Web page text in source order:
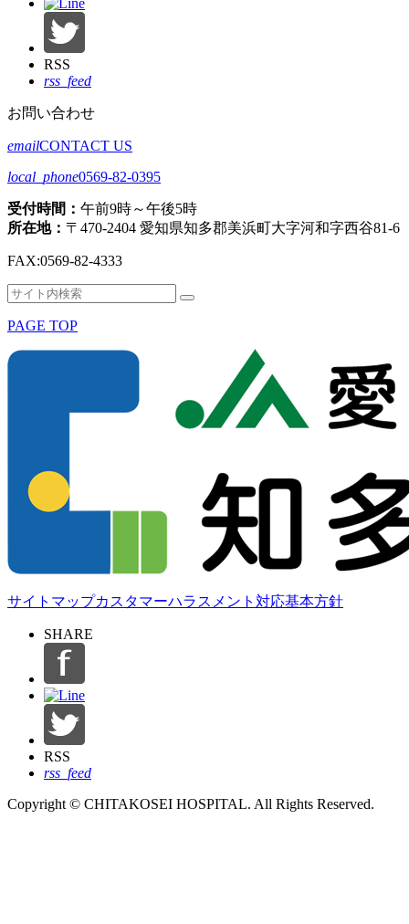
RSS
rss_feed
お問い合わせ
emailCONTACT US
local_phone0569-82-0395
受付時間： 午前9時～午後5時
所在地： 〒470-2404 愛知県知多郡美浜町大字河和字西谷81-6
FAX:0569-82-4333
検
対
象:
検
PAGE TOP
サイトマップカスタマーハラスメント対応基本方針
SHARE
RSS
rss_feed
Copyright © CHITAKOSEI HOSPITAL. All Rights Reserved.